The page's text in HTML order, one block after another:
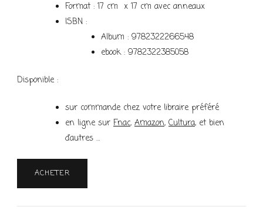
Format : 17 cm x 17 cm avec anneaux
ISBN :
Album : 9782322266548
ebook : 9782322385058
Disponible :
sur commande chez votre libraire préféré
en ligne sur Fnac, Amazon, Cultura, et bien
d’autres …
ACHETER